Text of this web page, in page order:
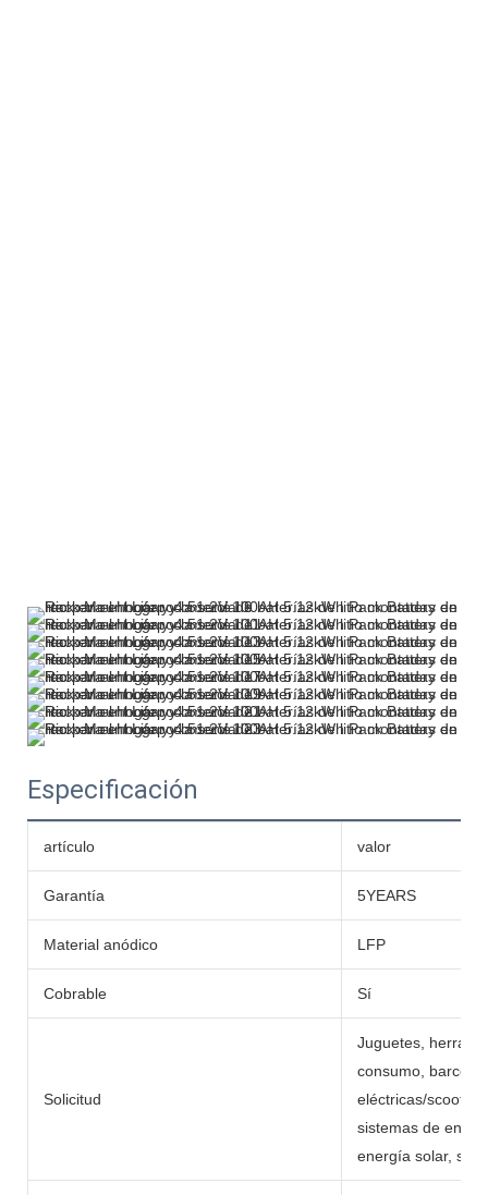
Especificación
artículo valor
Garantía 5YEARS
Material anódico LFP
Cobrable Sí
Solicitud
Juguetes,
consumo, barcos,
eléctricas/
sistemas de
energía solar,